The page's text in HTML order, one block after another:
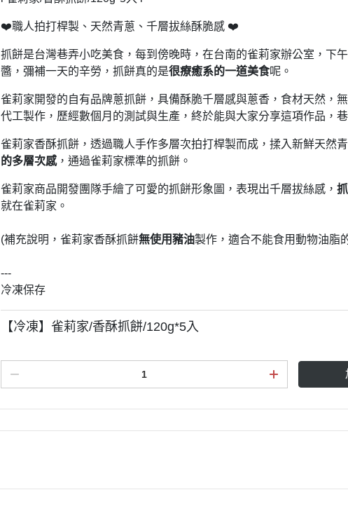
❤️職人拍打桿製、天然青蔥、千層拔絲酥脆感 ❤️
抓餅是台灣巷弄小吃美食，每到傍晚時，在台南的雀莉家辦公室，下
醬，彌補一天的辛勞，抓餅真的是很療癒系的一道美食呢。
雀莉家開發的自有品牌蔥抓餅，具備酥脆千層感與蔥香，食材天然，
代工製作，歷經數個月的測試與生產，終於能與大家分享這項作品，
雀莉家香酥抓餅，透過職人手作多層次拍打桿製而成，揉入新鮮天然
的多層次感，通過雀莉家標準的抓餅。
雀莉家商品開發團隊手繪了可愛的抓餅形象圖，表現出千層拔絲感，
就在雀莉家。
(補充說明，雀莉家香酥抓餅無使用豬油製作，適合不能食用動物油脂
---
冷凍保存
【冷凍】雀莉家/香酥抓餅/120g*5入